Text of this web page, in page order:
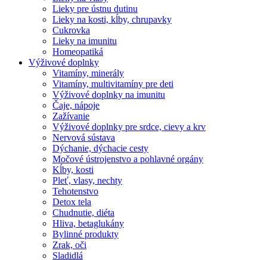
Lieky pre ústnu dutinu
Lieky na kosti, kĺby, chrupavky
Cukrovka
Lieky na imunitu
Homeopatiká
Výživové doplnky
Vitamíny, minerály
Vitamíny, multivitamíny pre deti
Výživové doplnky na imunitu
Čaje, nápoje
Zažívanie
Výživové doplnky pre srdce, cievy a krv
Nervová sústava
Dýchanie, dýchacie cesty
Močové ústrojenstvo a pohlavné orgány
Kĺby, kosti
Pleť, vlasy, nechty
Tehotenstvo
Detox tela
Chudnutie, diéta
Hliva, betaglukány
Bylinné produkty
Zrak, oči
Sladidlá